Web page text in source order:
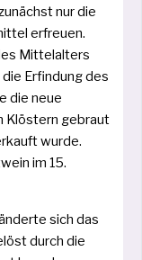
nur die
erfreu­en.
Mittelalters
Erfindung des
die neue
Klöstern gebraut
wur­de.
im 15.
sich das
durch die